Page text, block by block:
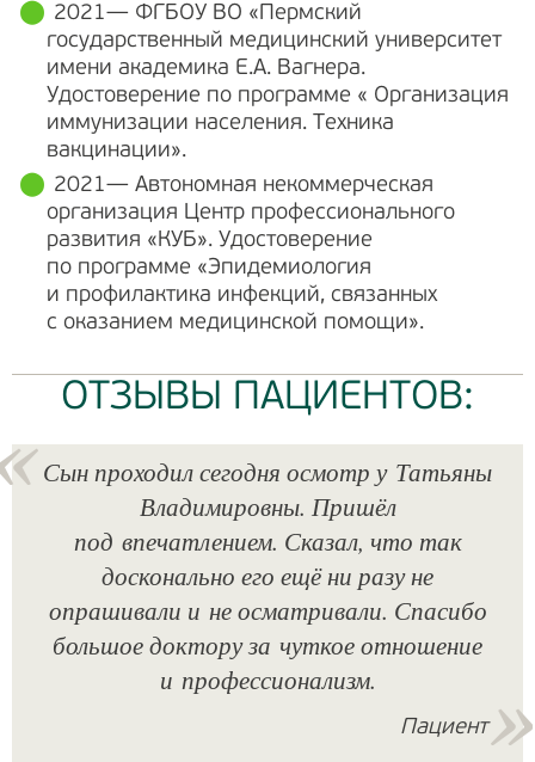
2021— ФГБОУ ВО «Пермский
государственный медицинский университет
имени академика Е.А. Вагнера.
Удостоверение по программе « Организация
иммунизации населения. Техника
вакцинации».
2021— Автономная некоммерческая
организация Центр профессионального
развития «КУБ». Удостоверение
по программе «Эпидемиология
и профилактика инфекций, связанных
с оказанием медицинской помощи».
ОТЗЫВЫ ПАЦИЕНТОВ:
Сын проходил сегодня осмотр у Татьяны
Владимировны. Пришёл
под впечатлением. Сказал, что так
досконально его ещё ни разу не
опрашивали и не осматривали. Спасибо
большое доктору за чуткое отношение
и профессионализм.
Пациент